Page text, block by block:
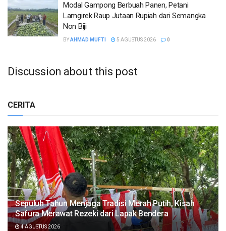
Modal Gampong Berbuah Panen, Petani
Lamgirek Raup Jutaan Rupiah dari Semangka
Non Biji
BYAHMAD MUFTI 5 AGUSTUS 2026 0
Discussion about this post
CERITA
Sepuluh Tahun Menjaga Tradisi Merah Putih, Kisah
Safura Merawat Rezeki dari Lapak Bendera
4 AGUSTUS 2026